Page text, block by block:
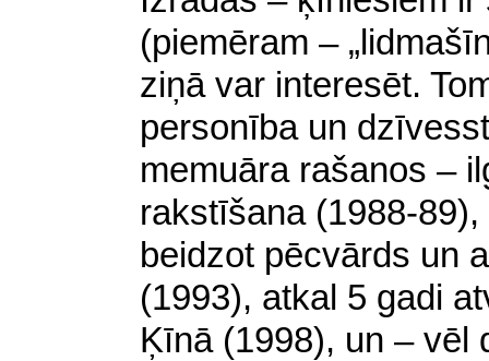
(piemēram –
ziņā var interesēt.
personība un
memuāra rašanos –
rak­stīšana (1988-
beidzot pēcvārds un
(1993), atkal 5 gadi
Ķīnā (1998), un – vēl